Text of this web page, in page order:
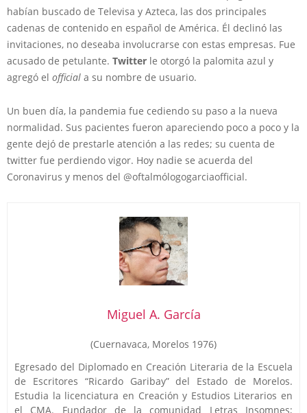
habían buscado de Televisa y Azteca, las dos principales
cadenas de contenido en español de América. Él declinó las
invitaciones, no deseaba involucrarse con estas empresas. Fue
acusado de petulante. Twitter le otorgó la palomita azul y
agregó el official a su nombre de usuario.
Un buen día, la pandemia fue cediendo su paso a la nueva
normalidad. Sus pacientes fueron apareciendo poco a poco y la
gente dejó de prestarle atención a las redes; su cuenta de
twitter fue perdiendo vigor. Hoy nadie se acuerda del
Coronavirus y menos del @oftalmólogogarciaofficial.
Miguel A. García
(Cuernavaca, Morelos 1976)
Egresado del Diplomado en Creación Literaria de la Escuela
de Escritores “Ricardo Garibay” del Estado de Morelos.
Estudia la licenciatura en Creación y Estudios Literarios en
el CMA. Fundador de la comunidad Letras Insomnes;